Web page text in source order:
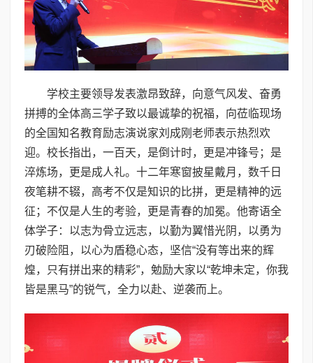
学校主要领导发表激昂致辞，向意气风发、奋勇
拼搏的全体高三学子致以最诚挚的祝福，向莅临现场
的全国知名教育励志演说家刘成刚老师表示热烈欢
迎。校长指出，一百天，是倒计时，更是冲锋号；是
淬炼场，更是成人礼。十二年寒窗披星戴月，数千日
夜笔耕不辍，高考不仅是知识的比拼，更是精神的远
征；不仅是人生的考验，更是青春的加冕。他寄语全
体学子：以志为骨立远志，以勤为翼惜光阴，以勇为
刃破险阻，以心为盾稳心态，坚信“没有等出来的辉
煌，只有拼出来的精彩”，勉励大家以“乾坤未定，你我
皆是黑马”的锐气，全力以赴、逆袭而上。